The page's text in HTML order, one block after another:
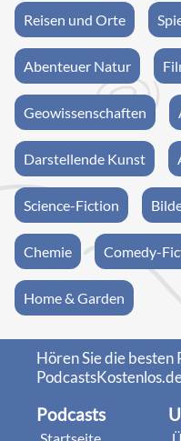
Reisen und Orte
Abenteuer Natur
Geowissenschaften
Darstellende Kunst
Science-Fiction
Chemie Comedy-
Home & Garden
Hören Sie die besten
Podcasts